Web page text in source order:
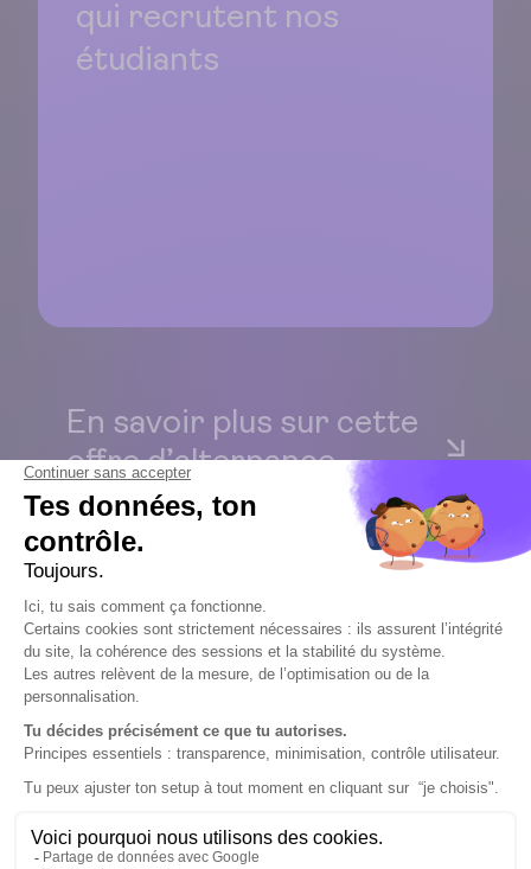
qui recrutent nos
étudiants
En savoir plus sur cette
offre d’alternance
Tu fais cette demande en tant que…
Sélectionnez une option
Ton nom*
Ton prénom